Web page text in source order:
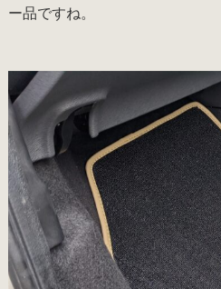
ー品ですね。